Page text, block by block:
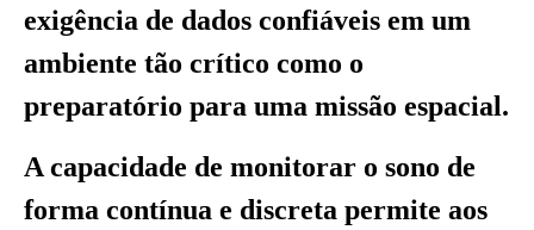
exigência de dados confiáveis em um
ambiente tão crítico como o
preparatório para uma missão espacial.
A capacidade de monitorar o sono de
forma contínua e discreta permite aos